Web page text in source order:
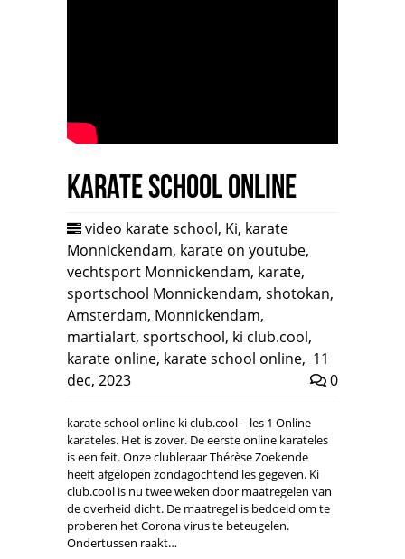
Karate school online
video karate school, Ki, karate
Monnickendam, karate on youtube,
vechtsport Monnickendam, karate,
sportschool Monnickendam, shotokan,
Amsterdam, Monnickendam,
martialart, sportschool, ki club.cool,
karate online, karate school online, 11
dec, 2023
0
karate school online ki club.cool – les 1 Online
karateles. Het is zover. De eerste online karateles
is een feit. Onze clubleraar Thérèse Zoekende
heeft afgelopen zondagochtend les gegeven. Ki
club.cool is nu twee weken door maatregelen van
de overheid dicht. De maatregel is bedoeld om te
proberen het Corona virus te beteugelen.
Ondertussen raakt…